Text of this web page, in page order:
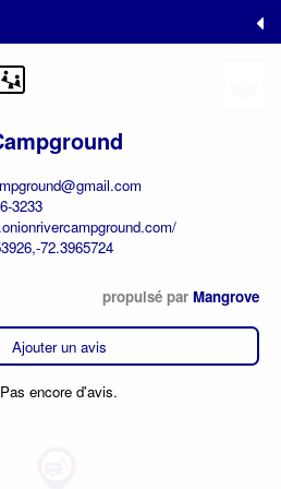
3233
72.3965724
propulsé par Mangrove
Ajouter un avis
Pas encore d'avis.